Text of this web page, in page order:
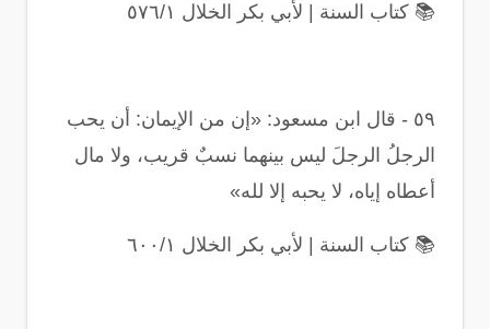
📚 كتاب السنة | لأبي بكر الخلال ٥٧٦/١
٥٩ - قال ابن مسعود: «إن من الإيمان: أن يحب
الرجلُ الرجلَ ليس بينهما نسبٌ قريب، ولا مال
أعطاه إياه، لا يحبه إلا لله»
📚 كتاب السنة | لأبي بكر الخلال ٦٠٠/١